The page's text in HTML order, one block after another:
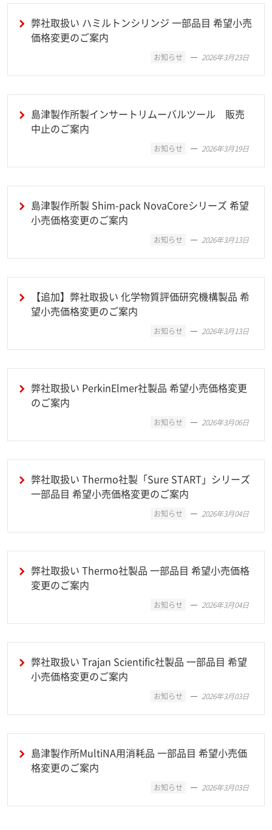
弊社取扱い ハミルトンシリンジ 一部品目 希望小売
価格変更のご案内
お知らせ 2026年3月23日
島津製作所製インサートリムーバルツール 販売
中止のご案内
お知らせ 2026年3月19日
島津製作所製 Shim-pack NovaCoreシリーズ 希望
小売価格変更のご案内
お知らせ 2026年3月13日
【追加】弊社取扱い 化学物質評価研究機構製品 希
望小売価格変更のご案内
お知らせ 2026年3月13日
弊社取扱い PerkinElmer社製品 希望小売価格変更
のご案内
お知らせ 2026年3月06日
弊社取扱い Thermo社製「Sure START」シリーズ
一部品目 希望小売価格変更のご案内
お知らせ 2026年3月04日
弊社取扱い Thermo社製品 一部品目 希望小売価格
変更のご案内
お知らせ 2026年3月04日
弊社取扱い Trajan Scientific社製品 一部品目 希望
小売価格変更のご案内
お知らせ 2026年3月03日
島津製作所MultiNA用消耗品 一部品目 希望小売価
格変更のご案内
お知らせ 2026年3月03日